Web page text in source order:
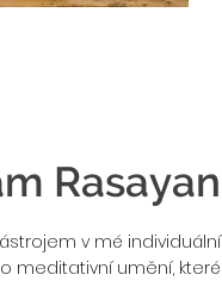
Rasayan
v mé individuální
meditativní umění, které